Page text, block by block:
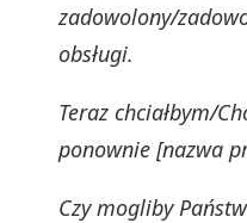
zadowolony/
obsługi.
Teraz chciałbym/
ponownie [nazwa
Czy mogliby